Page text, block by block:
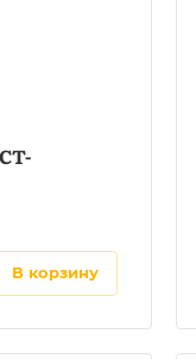
в корзину